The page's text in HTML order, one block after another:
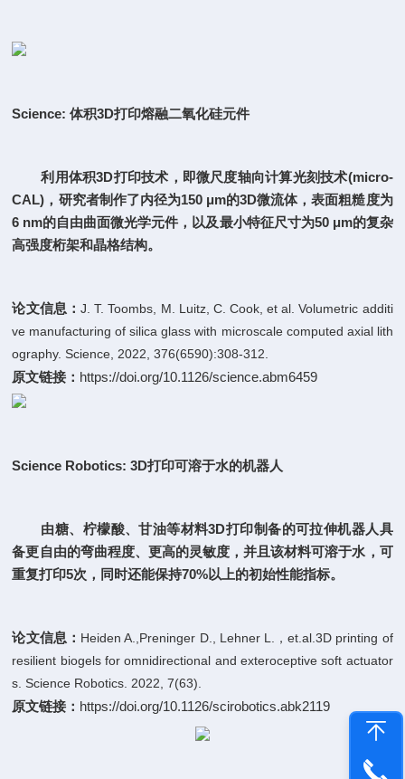
Science:体积3D打印熔融二氧化硅元件
利用体积3D打印技术，即微尺度轴向计算光刻技术(micro-
CAL)，研究者制作了内径为150 μm的3D微流体，表面粗糙度为
6 nm的自由曲面微光学元件，以及最小特征尺寸为50 μm的复杂
高强度桁架和晶格结构。
论文信息：J. T. Toombs, M. Luitz, C. Cook, et al. Volumetric additi
ve manufacturing of silica glass with microscale computed axial lith
ography. Science, 2022, 376(6590):308-312.
原文链接： https://doi.org/10.1126/science.abm6459
Science Robotics:3D打印可溶于水的机器人
由糖、柠檬酸、甘油等材料3D打印制备的可拉伸机器人具
备更自由的弯曲程度、更高的灵敏度，并且该材料可溶于水，可
重复打印5次，同时还能保持70%以上的初始性能指标。
论文信息： Heiden A.,Preninger D., Lehner L.，et.al.3D printing of
resilient biogels for omnidirectional and exteroceptive soft actuator
s. Science Robotics. 2022, 7(63).
原文链接： https://doi.org/10.1126/scirobotics.abk2119